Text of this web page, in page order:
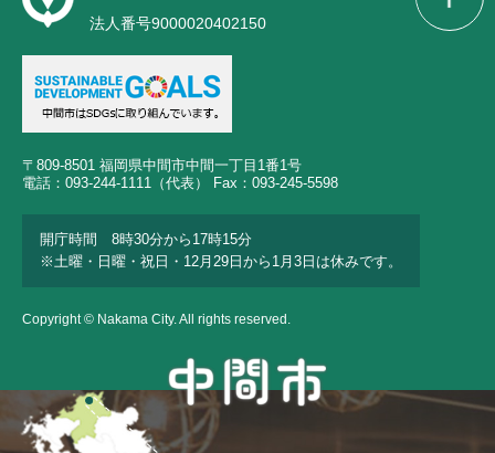
法人番号9000020402150
〒809-8501 福岡県中間市中間一丁目1番1号
電話：093-244-1111（代表） Fax：093-245-5598
開庁時間 8時30分から17時15分
※土曜・日曜・祝日・12月29日から1月3日は休みです。
Copyright © Nakama City. All rights reserved.